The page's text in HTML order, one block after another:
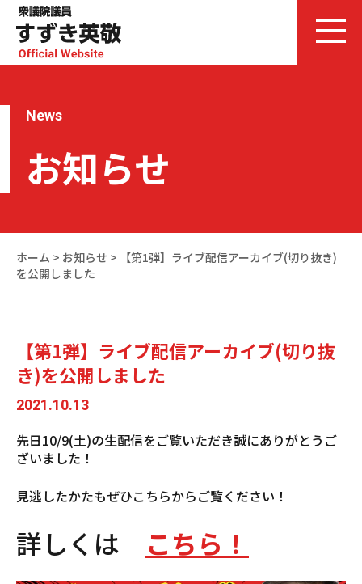
News
お知らせ
ホーム > お知らせ >
【第1弾】ライブ配信アーカイブ(切り抜き)
を公開しました
【第1弾】ライブ配信アーカイブ(切り抜
き)を公開しました
2021.10.13
先日10/9(土)の生配信をご覧いただき誠にありがとうご
ざいました！
見逃したかたもぜひこちらからご覧ください！
詳しくは こちら！